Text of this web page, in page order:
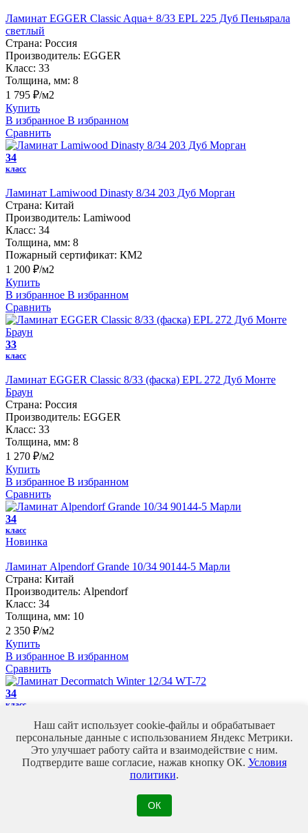
Ламинат EGGER Classic Aqua+ 8/33 EPL 225 Дуб Пеньярала
светлый
Страна: Россия
Производитель: EGGER
Класс: 33
Толщина, мм: 8
1 795 ₽/м2
Купить
В избранное В избранном
Сравнить
34
класс
Ламинат Lamiwood Dinasty 8/34 203 Дуб Морган
Страна: Китай
Производитель: Lamiwood
Класс: 34
Толщина, мм: 8
Пожарный сертификат: КМ2
1 200 ₽/м2
Купить
В избранное В избранном
Сравнить
33
класс
Ламинат EGGER Classic 8/33 (фаска) EPL 272 Дуб Монте
Браун
Страна: Россия
Производитель: EGGER
Класс: 33
Толщина, мм: 8
1 270 ₽/м2
Купить
В избранное В избранном
Сравнить
34
класс
Новинка
Ламинат Alpendorf Grande 10/34 90144-5 Марли
Страна: Китай
Производитель: Alpendorf
Класс: 34
Толщина, мм: 10
2 350 ₽/м2
Купить
В избранное В избранном
Сравнить
34
класс
Ламинат Decormatch Winter 12/34 WT-72
Страна: Китай
Производитель: Decormatch
Класс: 34
Наш сайт использует cookie-файлы и обрабатывает
персональные данные с использованием Яндекс Метрики.
Это улучшает работу сайта и взаимодействие с ним.
Подтвердите ваше согласие, нажав кнопку ОК. Условия
политики.
ОК